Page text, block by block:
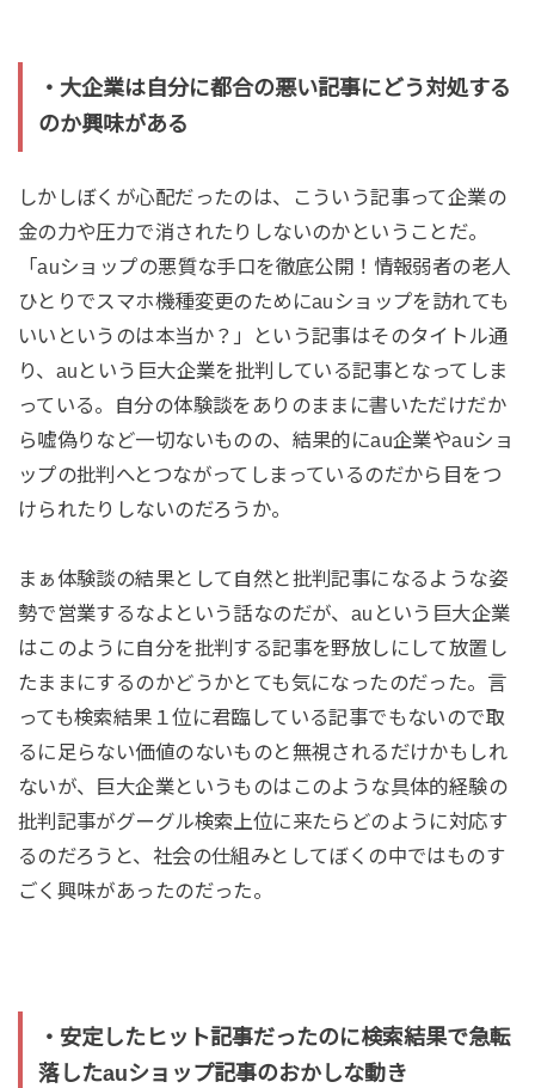
・大企業は自分に都合の悪い記事にどう対処する
のか興味がある
しかしぼくが心配だったのは、こういう記事って企業の
金の力や圧力で消されたりしないのかということだ。
「auショップの悪質な手口を徹底公開！情報弱者の老人
ひとりでスマホ機種変更のためにauショップを訪れても
いいというのは本当か？」という記事はそのタイトル通
り、auという巨大企業を批判している記事となってしま
っている。自分の体験談をありのままに書いただけだか
ら嘘偽りなど一切ないものの、結果的にau企業やauショ
ップの批判へとつながってしまっているのだから目をつ
けられたりしないのだろうか。
まぁ体験談の結果として自然と批判記事になるような姿
勢で営業するなよという話なのだが、auという巨大企業
はこのように自分を批判する記事を野放しにして放置し
たままにするのかどうかとても気になったのだった。言
っても検索結果１位に君臨している記事でもないので取
るに足らない価値のないものと無視されるだけかもしれ
ないが、巨大企業というものはこのような具体的経験の
批判記事がグーグル検索上位に来たらどのように対応す
るのだろうと、社会の仕組みとしてぼくの中ではものす
ごく興味があったのだった。
・安定したヒット記事だったのに検索結果で急転
落したauショップ記事のおかしな動き